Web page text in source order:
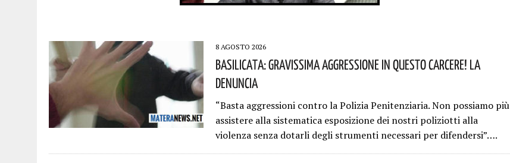
8 AGOSTO 2026
Basilicata: Gravissima Aggressione In Questo Carcere! La
Denuncia
“Basta aggressioni contro la Polizia Penitenziaria. Non possiamo più
assistere alla sistematica esposizione dei nostri poliziotti alla
violenza senza dotarli degli strumenti necessari per difendersi”….